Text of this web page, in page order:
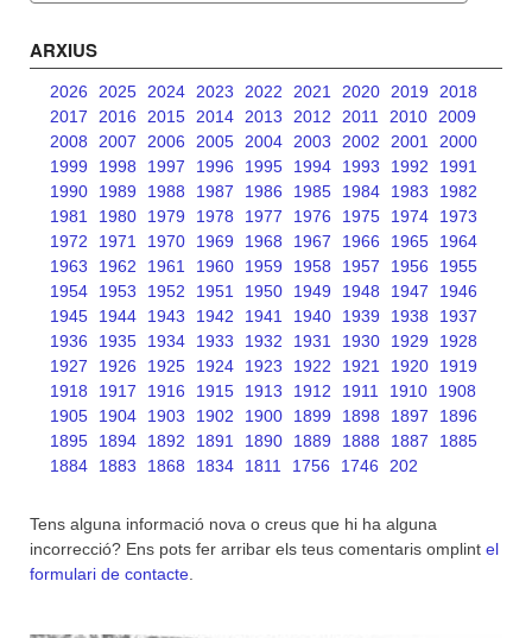
ARXIUS
2026 2025 2024 2023 2022 2021 2020 2019
2018
2017
2016 2015 2014 2013 2012 2011 2010 2009
2008
2007 2006 2005 2004 2003 2002 2001
2000
1999
1998 1997 1996 1995 1994 1993 1992
1991
1990
1989 1988 1987 1986 1985 1984 1983
1982
1981
1980 1979 1978 1977 1976 1975 1974
1973
1972
1971 1970 1969 1968 1967 1966 1965
1964
1963
1962 1961 1960 1959 1958 1957 1956
1955
1954
1953 1952 1951 1950 1949 1948 1947
1946
1945
1944 1943 1942 1941 1940 1939 1938
1937
1936
1935 1934 1933 1932 1931 1930 1929
1928
1927
1926 1925 1924 1923 1922 1921 1920
1919
1918
1917 1916 1915 1913 1912 1911 1910
1908
1905
1904 1903 1902 1900 1899 1898 1897
1896
1895
1894 1892 1891 1890 1889 1888 1887
1885
1884
1883 1868 1834 1811 1756 1746 202
Tens alguna informació nova o creus que hi ha alguna
incorrecció? Ens pots fer arribar els teus comentaris omplint el
formulari de contacte.